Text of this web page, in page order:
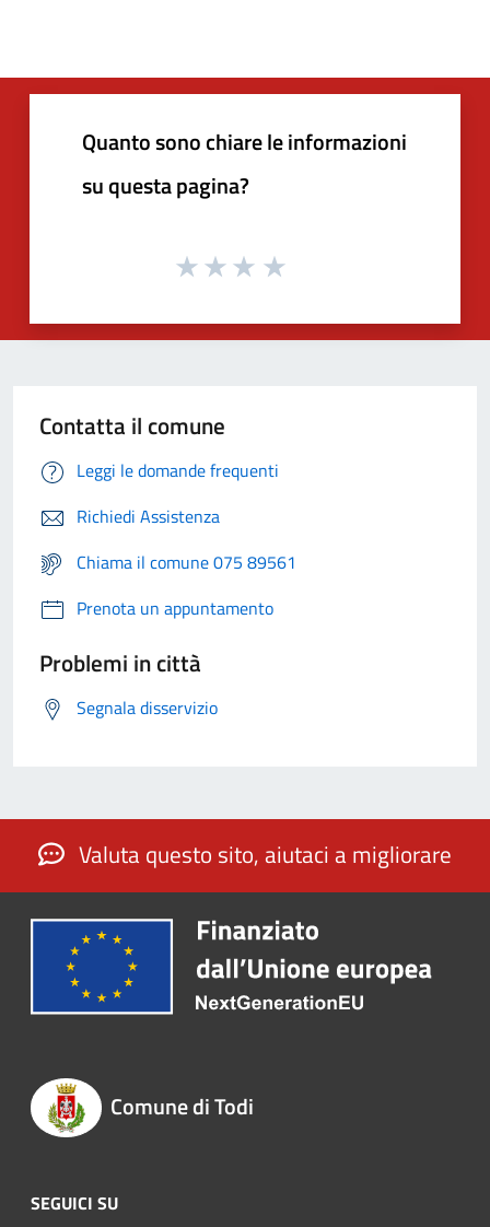
Quanto sono chiare le informazioni
su questa pagina?
Contatta il comune
Leggi le domande frequenti
Richiedi Assistenza
Chiama il comune 075 89561
Prenota un appuntamento
Problemi in città
Segnala disservizio
Valuta questo sito, aiutaci a migliorare
Comune di Todi
SEGUICI SU